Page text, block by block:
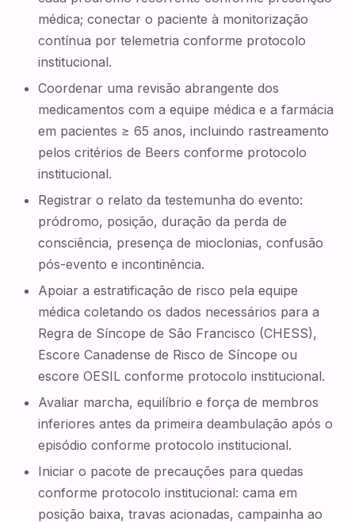
médica; conectar o paciente à monitorização
contínua por telemetria conforme protocolo
institucional.
Coordenar uma revisão abrangente dos
medicamentos com a equipe médica e a farmácia
em pacientes ≥ 65 anos, incluindo rastreamento
pelos critérios de Beers conforme protocolo
institucional.
Registrar o relato da testemunha do evento:
pródromo, posição, duração da perda de
consciência, presença de mioclonias, confusão
pós-evento e incontinência.
Apoiar a estratificação de risco pela equipe
médica coletando os dados necessários para a
Regra de Síncope de São Francisco (CHESS),
Escore Canadense de Risco de Síncope ou
escore OESIL conforme protocolo institucional.
Avaliar marcha, equilíbrio e força de membros
inferiores antes da primeira deambulação após o
episódio conforme protocolo institucional.
Iniciar o pacote de precauções para quedas
conforme protocolo institucional: cama em
posição baixa, travas acionadas, campainha ao